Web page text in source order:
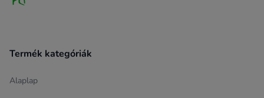
Termék kategóriák
Alaplap